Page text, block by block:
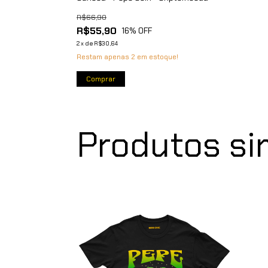
R$55,90
R$66,90
16% OFF
2x de R$30,64
Restam apenas 2 em estoque!
Produtos